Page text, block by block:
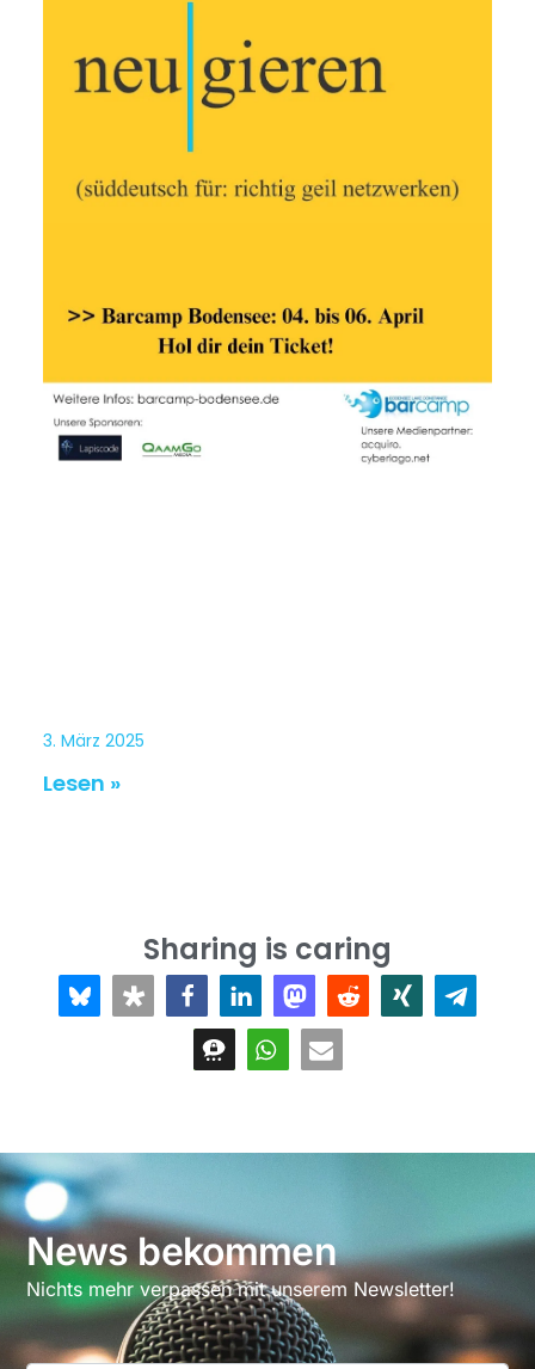
3. März 2025
Lesen »
Sharing is caring
News bekommen
Nichts mehr verpassen mit unserem Newsletter!